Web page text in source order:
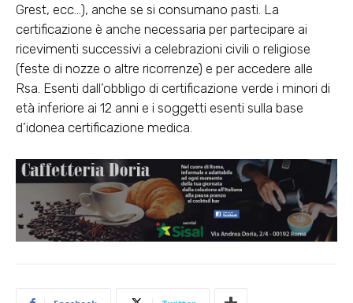
Grest, ecc…), anche se si consumano pasti. La
certificazione è anche necessaria per partecipare ai
ricevimenti successivi a celebrazioni civili o religiose
(feste di nozze o altre ricorrenze) e per accedere alle
Rsa. Esenti dall’obbligo di certificazione verde i minori di
età inferiore ai 12 anni e i soggetti esenti sulla base
d’idonea certificazione medica.